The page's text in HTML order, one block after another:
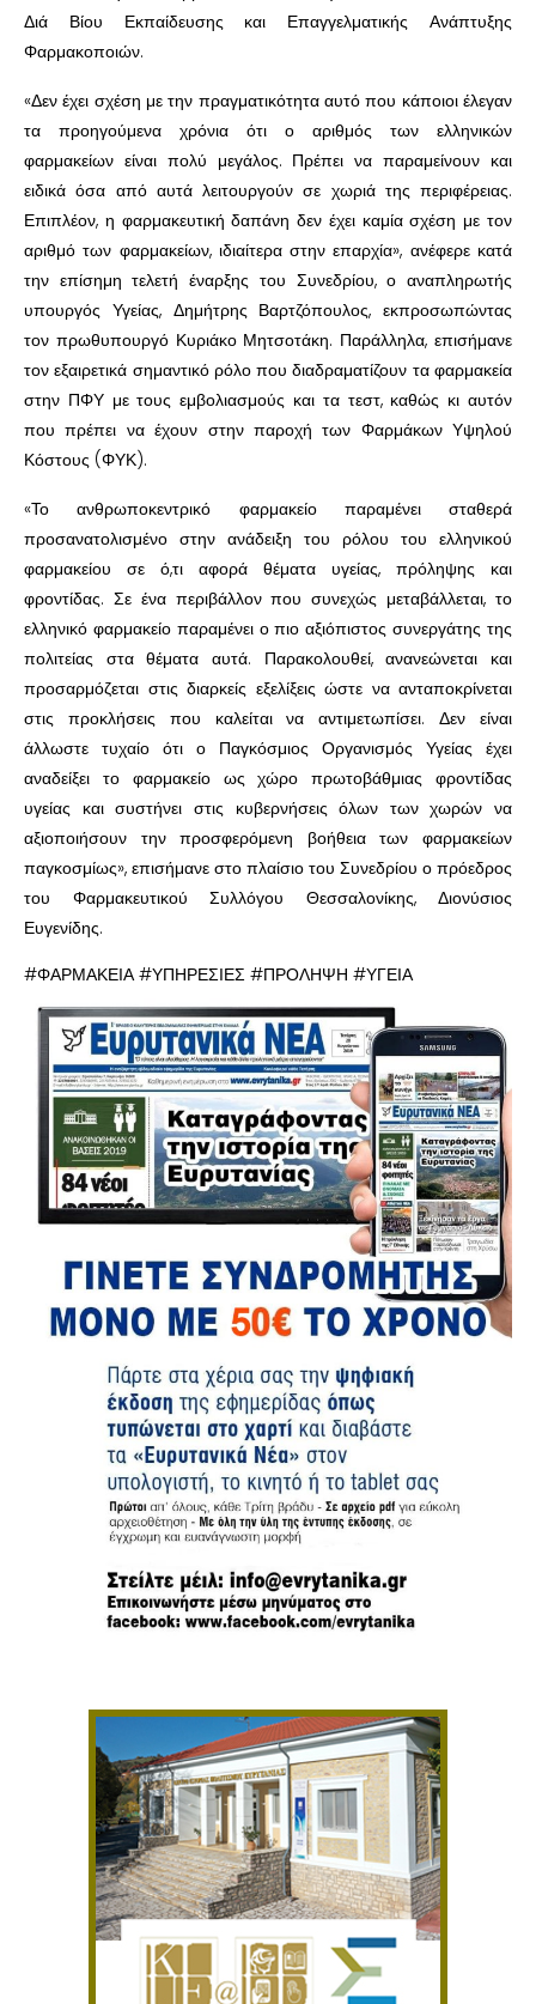
Διά Βίου Εκπαίδευσης και Επαγγελματικής Ανάπτυξης
Φαρμακοποιών.
«Δεν έχει σχέση με την πραγματικότητα αυτό που κάποιοι έλεγαν
τα προηγούμενα χρόνια ότι ο αριθμός των ελληνικών
φαρμακείων είναι πολύ μεγάλος. Πρέπει να παραμείνουν και
ειδικά όσα από αυτά λειτουργούν σε χωριά της περιφέρειας.
Επιπλέον, η φαρμακευτική δαπάνη δεν έχει καμία σχέση με τον
αριθμό των φαρμακείων, ιδιαίτερα στην επαρχία», ανέφερε κατά
την επίσημη τελετή έναρξης του Συνεδρίου, ο αναπληρωτής
υπουργός Υγείας, Δημήτρης Βαρτζόπουλος, εκπροσωπώντας
τον πρωθυπουργό Κυριάκο Μητσοτάκη. Παράλληλα, επισήμανε
τον εξαιρετικά σημαντικό ρόλο που διαδραματίζουν τα φαρμακεία
στην ΠΦΥ με τους εμβολιασμούς και τα τεστ, καθώς κι αυτόν
που πρέπει να έχουν στην παροχή των Φαρμάκων Υψηλού
Κόστους (ΦΥΚ).
«Το ανθρωποκεντρικό φαρμακείο παραμένει σταθερά
προσανατολισμένο στην ανάδειξη του ρόλου του ελληνικού
φαρμακείου σε ό,τι αφορά θέματα υγείας, πρόληψης και
φροντίδας. Σε ένα περιβάλλον που συνεχώς μεταβάλλεται, το
ελληνικό φαρμακείο παραμένει ο πιο αξιόπιστος συνεργάτης της
πολιτείας στα θέματα αυτά. Παρακολουθεί, ανανεώνεται και
προσαρμόζεται στις διαρκείς εξελίξεις ώστε να ανταποκρίνεται
στις προκλήσεις που καλείται να αντιμετωπίσει. Δεν είναι
άλλωστε τυχαίο ότι ο Παγκόσμιος Οργανισμός Υγείας έχει
αναδείξει το φαρμακείο ως χώρο πρωτοβάθμιας φροντίδας
υγείας και συστήνει στις κυβερνήσεις όλων των χωρών να
αξιοποιήσουν την προσφερόμενη βοήθεια των φαρμακείων
παγκοσμίως», επισήμανε στο πλαίσιο του Συνεδρίου ο πρόεδρος
του Φαρμακευτικού Συλλόγου Θεσσαλονίκης, Διονύσιος
Ευγενίδης.
#ΦΑΡΜΑΚΕΙΑ #ΥΠΗΡΕΣΙΕΣ #ΠΡΟΛΗΨΗ #ΥΓΕΙΑ